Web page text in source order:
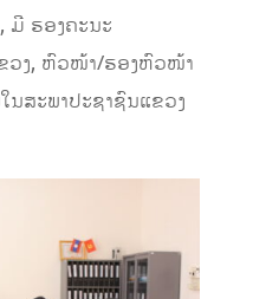
ມີ ຮອງຄະນະ
ວງ, ຫົວໜ້າ/ຮອງຫົວໜ້າ
ນສະພາປະຊາຊົນແຂວງ